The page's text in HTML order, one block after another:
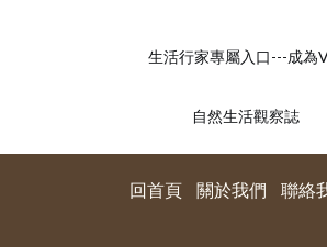
生活行家專屬入口---成為
自然生活觀察誌
回首頁 關於我們 聯絡